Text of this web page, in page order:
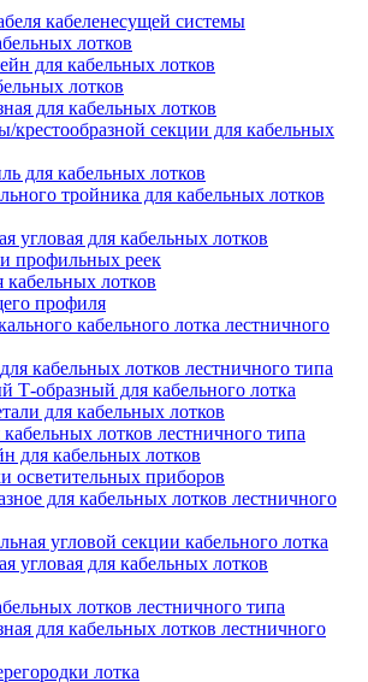
кабеленесущей системы
лотков
для кабельных лотков
лотков
для кабельных лотков
секции для кабельных
для кабельных лотков
тройника для кабельных лотков
угловая для кабельных лотков
профильных реек
кабельных лотков
профиля
кабельного лотка лестничного
кабельных лотков лестничного типа
Т-образный для кабельного лотка
для кабельных лотков
лотков лестничного типа
для кабельных лотков
осветительных приборов
для кабельных лотков лестничного
угловой секции кабельного лотка
угловая для кабельных лотков
лотков лестничного типа
для кабельных лотков лестничного
лотка